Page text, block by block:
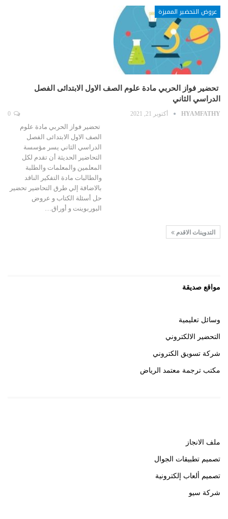
عروض التحضير المميزة
تحضير فواز الحربي مادة علوم الصف الاول الابتدائى الفصل
الدراسي الثاني
HYAMFATHY أكتوبر 21, 2021
تحضير فواز الحربي مادة علوم
الصف الاول الابتدائى الفصل
الدراسي الثاني يسر مؤسسة
التحاضير الحديثة أن تقدم لكل
المعلمين والمعلمات والطلبة
والطالبات مادة التفكير الناقد
بالاضافة إلي طرق التحاضير تحضير
حل أسئلة الكتاب و عروض
البوربوينت و أوراق…
التدوينات الاقدم
مواقع صديقة
وسائل تعليمية
التحضير الالكتروني
شركة تسويق الكتروني
مكتب ترجمة معتمد الرياض
ملف الانجاز
تصميم تطبيقات الجوال
تصميم ألعاب إلكترونية
شركة سيو